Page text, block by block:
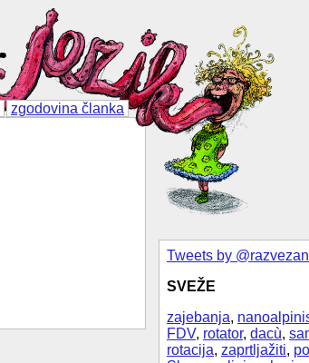
zgodovina članka
Tweets by
SVEŽE
zajebanja,
FDV, rotator, dacù,
rotacija, zaprtljažiti,